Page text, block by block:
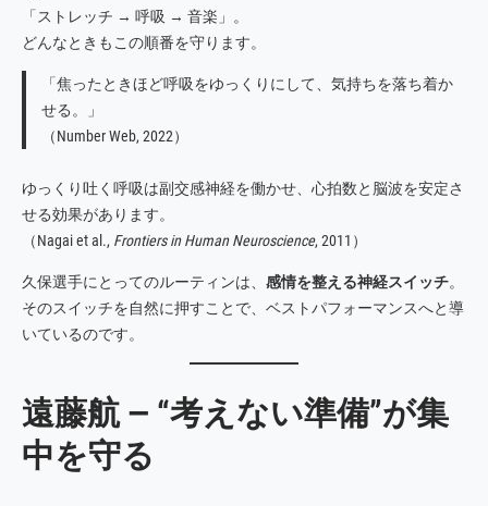
「ストレッチ → 呼吸 → 音楽」。
どんなときもこの順番を守ります。
「焦ったときほど呼吸をゆっくりにして、気持ちを落ち着か
せる。」
（Number Web, 2022）
ゆっくり吐く呼吸は副交感神経を働かせ、心拍数と脳波を安定さ
せる効果があります。
（Nagai et al., Frontiers in Human Neuroscience, 2011）
久保選手にとってのルーティンは、 感情を整える神経スイッチ。
そのスイッチを自然に押すことで、ベストパフォーマンスへと導
いているのです。
遠藤航 ― “考えない準備”が集
中を守る